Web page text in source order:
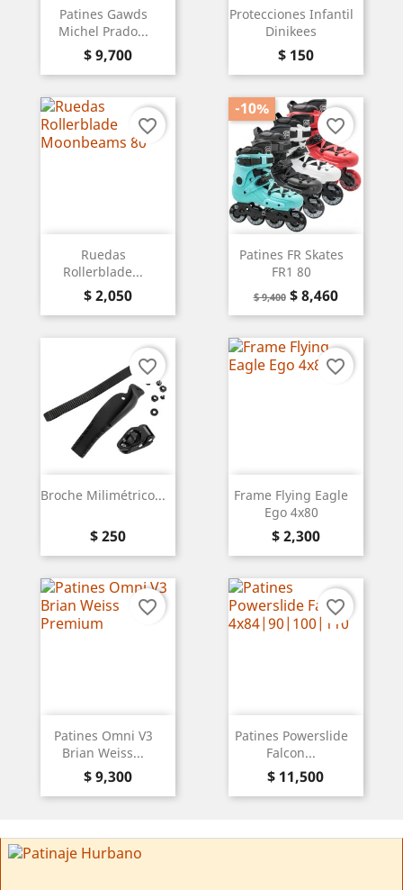
Patines Gawds
Michel Prado...
Precio
$ 9,700
Protecciones Infantil
Dinikees
Precio
$ 150
Ruedas
Rollerblade...
Precio
$ 2,050
favorite_border
Patines FR Skates
FR1 80
Precio
base
$ 9,400 Precio
$ 8,460
-10%
favorite_border
Broche Milimétrico...
Precio
$ 250
favorite_border
Frame Flying Eagle
Ego 4x80
Precio
$ 2,300
favorite_border
Patines Omni V3
Brian Weiss...
Precio
$ 9,300
favorite_border
Patines Powerslide
Falcon...
Precio
$ 11,500
favorite_border